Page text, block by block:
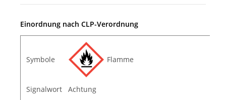
Einordnung nach CLP-Verordnung
Symbole Flamme
Signalwort Achtung